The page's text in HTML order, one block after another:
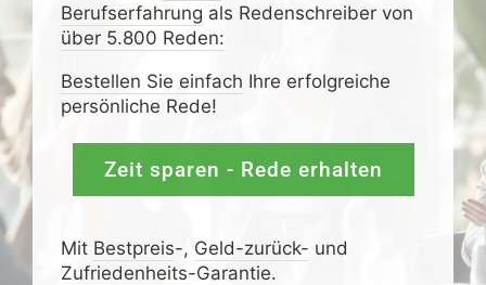
Berufserfahrung als Redenschreiber von
über 5.800 Reden:
Bestellen Sie einfach Ihre erfolgreiche
persönliche Rede!
Zeit sparen - Rede erhalten
Mit Bestpreis-, Geld-zurück- und
Zufrieden­­heits-Garantie.